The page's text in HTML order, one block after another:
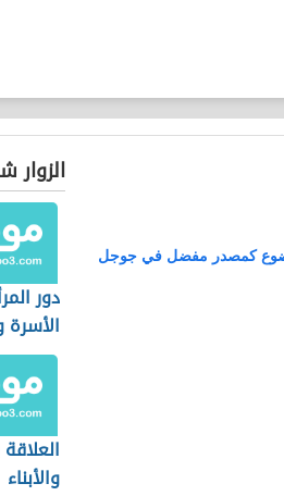
كمصدر مفضل في جوجل
الزوار
دور
الأسرة
العلاقة
والأبناء